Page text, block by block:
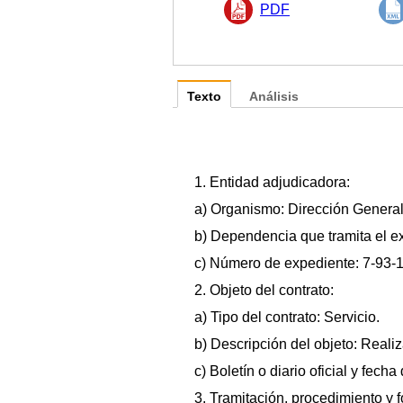
PDF
Texto
1. Entidad adjudicadora:
a) Organismo: Dirección
b) Dependencia que tramita el
c) Número de expediente: 7-93-
2. Objeto del contrato:
a) Tipo del contrato: Servicio.
b) Descripción del objeto:
c) Boletín o diario oficial y
3. Tramitación, procedimiento y
Análisis